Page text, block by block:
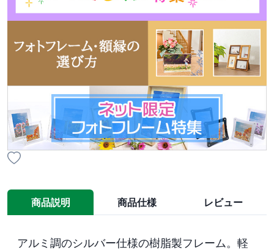
商品説明 商品仕様 レビュー
アルミ調のシルバー仕様の樹脂製フレーム。軽